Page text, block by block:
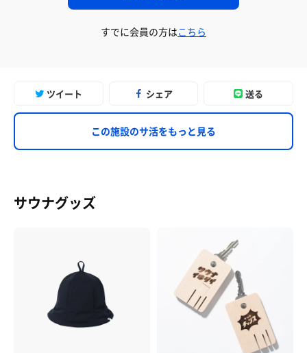
すでに会員の方はこちら
ツイート シェア 送る
この施設のサ活をもっと見る
サウナグッズ